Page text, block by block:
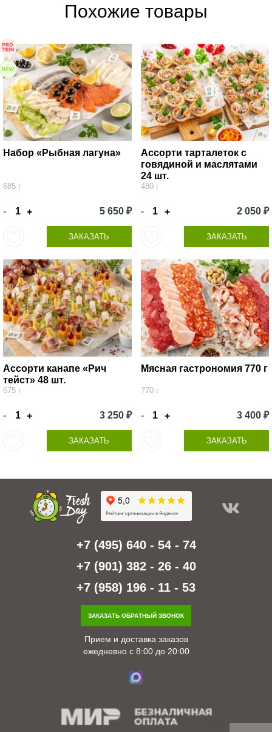
Похожие товары
Набор «Рыбная лагуна»
685 г
- + 5 650 ₽
ЗАКАЗАТЬ
Ассорти тарталеток с
говядиной и маслятами
24 шт.
480 г
- + 2 050 ₽
ЗАКАЗАТЬ
Ассорти канапе «Рич
тейст» 48 шт.
675 г
- + 3 250 ₽
ЗАКАЗАТЬ
Мясная гастрономия 770 г
770 г
- + 3 400 ₽
ЗАКАЗАТЬ
+7 (495) 640 - 54 - 74
+7 (901) 382 - 26 - 40
+7 (958) 196 - 11 - 53
ЗАКАЗАТЬ ОБРАТНЫЙ ЗВОНОК
Прием и доставка заказов
ежедневно с 8:00 до 20:00